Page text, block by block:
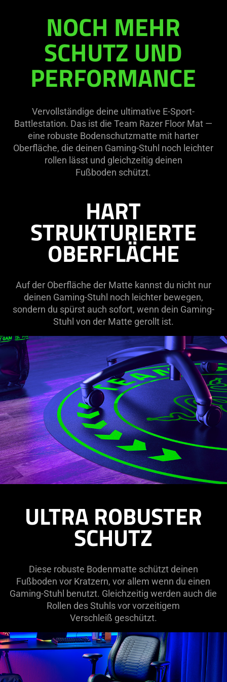
Team
Razer
Floor
Mat
NOCH MEHR
SCHUTZ UND
PERFORMANCE
Vervollständige deine ultimative E-Sport-
Battlestation. Das ist die Team Razer Floor Mat —
eine robuste Bodenschutzmatte mit harter
Oberfläche, die deinen Gaming-Stuhl noch leichter
rollen lässt und gleichzeitig deinen
Fußboden schützt.
HART
STRUKTURIERTE
OBERFLÄCHE
Auf der Oberfläche der Matte kannst du nicht nur
deinen Gaming-Stuhl noch leichter bewegen,
sondern du spürst auch sofort, wenn dein Gaming-
Stuhl von der Matte gerollt ist.
ULTRA ROBUSTER
SCHUTZ
Diese robuste Bodenmatte schützt deinen
Fußboden vor Kratzern, vor allem wenn du einen
Gaming-Stuhl benutzt. Gleichzeitig werden auch die
Rollen des Stuhls vor vorzeitigem
Verschleiß geschützt.